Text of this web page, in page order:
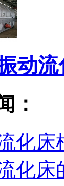
动
：
化床
化床